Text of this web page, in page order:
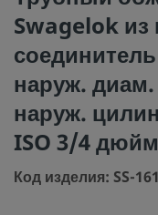
Процедура очистки
Размер соединения 1
Тип соединения 1
Размер соединения 2
Swagelok из
наруж.
наруж.
ISO 3/4
Код изделия: SS-